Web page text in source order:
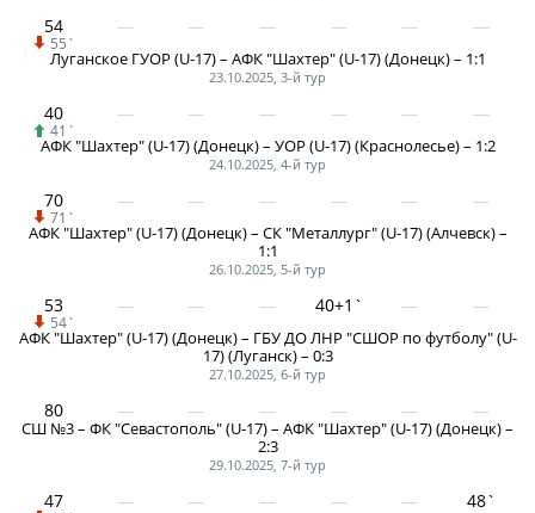
Статистика
Команды
Игроки
Дисквалификации
Турнир Объединенного Чемпионата по
2011-2012 годов рождения (U-15)
Турнирная таблица
54
55`
Луганское ГУОР (U-17) – АФК "Шахтер" (U-17) (Донецк) – 1:1
23.10.2025, 3-й тур
40
41`
АФК "Шахтер" (U-17) (Донецк) – УОР (U-17) (Краснолесье) – 1:2
24.10.2025, 4-й тур
70
71`
АФК "Шахтер" (U-17) (Донецк) – СК "Металлург" (U-17) (Алчевск) –
1:1
26.10.2025, 5-й тур
53
54`
40+1`
АФК "Шахтер" (U-17) (Донецк) – ГБУ ДО ЛНР "СШОР по футболу" (U-
17) (Луганск) – 0:3
27.10.2025, 6-й тур
80
СШ №3 – ФК "Севастополь" (U-17) – АФК "Шахтер" (U-17) (Донецк) –
2:3
29.10.2025, 7-й тур
47 48`